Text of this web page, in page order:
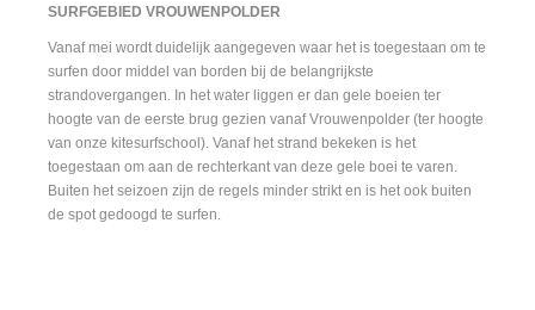
SURFGEBIED VROUWENPOLDER
Vanaf mei wordt duidelijk aangegeven waar het is toegestaan om te
surfen door middel van borden bij de belangrijkste
strandovergangen. In het water liggen er dan gele boeien ter
hoogte van de eerste brug gezien vanaf Vrouwenpolder (ter hoogte
van onze kitesurfschool). Vanaf het strand bekeken is het
toegestaan om aan de rechterkant van deze gele boei te varen.
Buiten het seizoen zijn de regels minder strikt en is het ook buiten
de spot gedoogd te surfen.